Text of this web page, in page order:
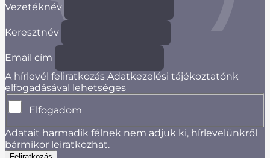
Vezetéknév
Keresztnév
Email cím
A hírlevél feliratkozás Adatkezelési tájékoztatónk
elfogadásával lehetséges
Elfogadom
Adatait harmadik félnek nem adjuk ki, hírlevelünkről
bármikor leiratkozhat.